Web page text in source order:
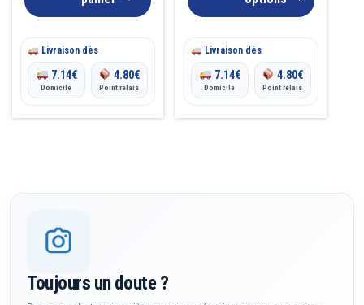
Livraison dès
7.14€
Domicile
4.80€
Point relais
page
Livraison dès
7.14€
Domicile
4.80€
Point relais
Toujours un doute ?